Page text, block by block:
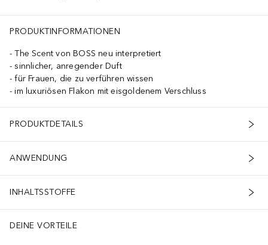
PRODUKTINFORMATIONEN
The Scent von BOSS neu interpretiert
sinnlicher, anregender Duft
für Frauen, die zu verführen wissen
im luxuriösen Flakon mit eisgoldenem Verschluss
PRODUKTDETAILS
ANWENDUNG
INHALTSSTOFFE
DEINE VORTEILE